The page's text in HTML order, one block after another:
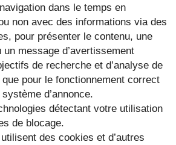
dans le temps en
non avec des informations via des
pour présenter le contenu, une
un message d’avertissement
de recherche et d’analyse de
pour le fonctionnement correct
d’annonce.
détectant votre utilisation
de blocage.
des cookies et d’autres